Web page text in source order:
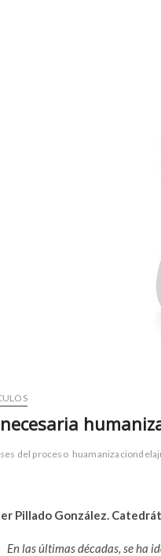
del proceso
Pillado González.
En las últimas décadas, se ha